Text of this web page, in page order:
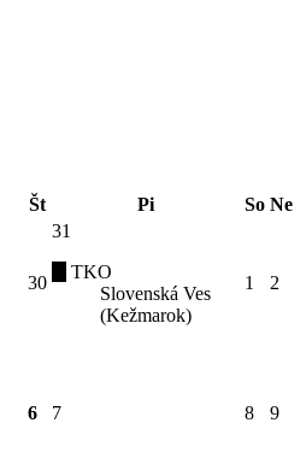
Št Pi So Ne
30
31
TKO
Slovenská Ves
(Kežmarok)
1 2
6 7 8 9